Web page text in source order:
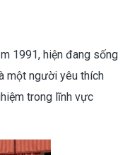
1991, hiện đang sống
một người yêu thích
trong lĩnh vực